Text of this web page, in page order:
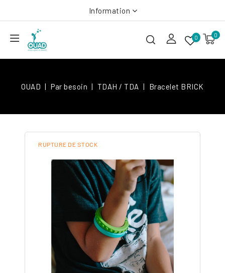
Information
0
0
OUAD Par besoin TDAH / TDA Bracelet BRICK
RUPTURE DE STOCK